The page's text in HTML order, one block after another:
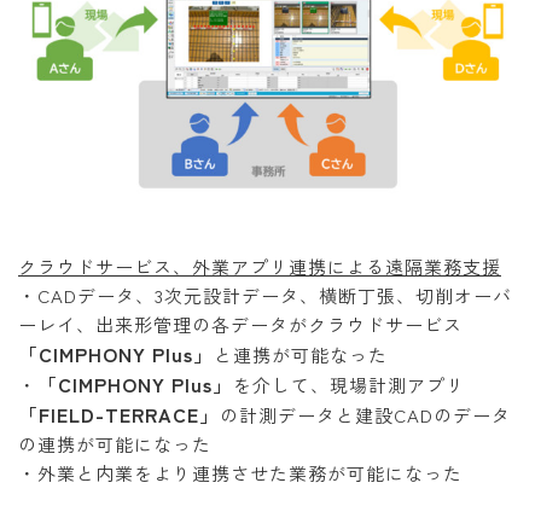
クラウドサービス、外業アプリ連携による遠隔業務支援
・CADデータ、3次元設計データ、横断丁張、切削オーバ
ーレイ、出来形管理の各データがクラウドサービス
「CIMPHONY Plus」
と連携が可能なった
・
「CIMPHONY Plus」 を介して、現場計測アプリ
「FIELD-TERRACE」
の計測データと建設CADのデータ
の連携が可能になった
・外業と内業をより連携させた業務が可能になった